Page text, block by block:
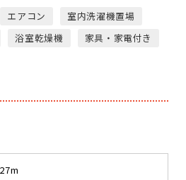
エアコン
室内洗濯機置場
浴室乾燥機 家具・家電付き